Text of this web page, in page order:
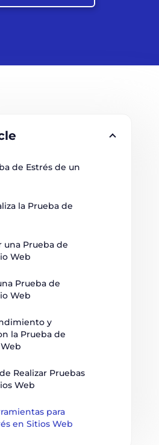
de Estrés de un
la Prueba de
una Prueba de
Web
Prueba de
Web
y
la Prueba de
Realizar Pruebas
Web
para
en Sitios Web